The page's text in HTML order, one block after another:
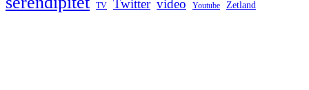
TV Twitter video Youtube Zetland